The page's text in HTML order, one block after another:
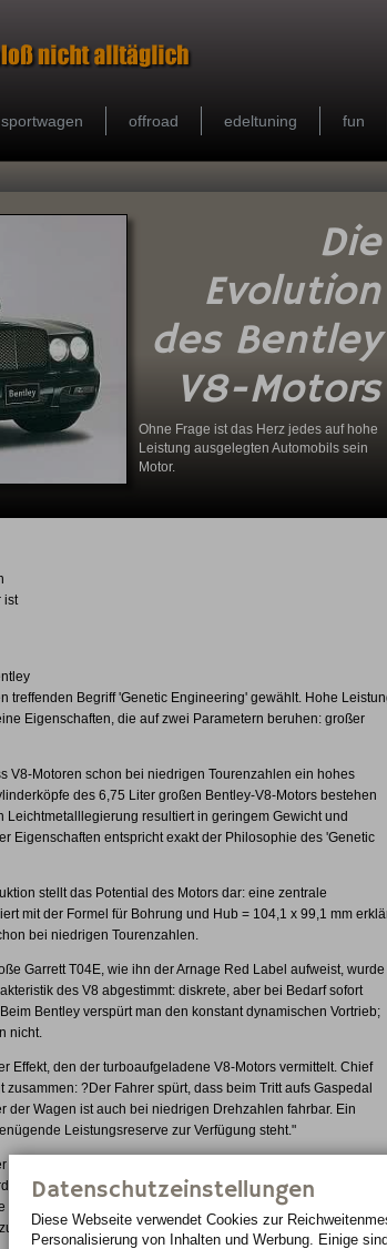
sportwagen offroad edeltuning fun
Die
Evolution
des Bentley
V8-Motors
Ohne Frage ist das Herz jedes auf hohe
Leistung ausgelegten Automobils sein
Motor.
ist
treffenden Begriff 'Genetic Engineering' gewählt. Hohe
Eigenschaften, die auf zwei Parametern beruhen: großer
V8-Motoren schon bei niedrigen Tourenzahlen ein hohes
des 6,75 Liter großen Bentley-V8-Motors bestehen
resultiert in geringem Gewicht und
Eigenschaften entspricht exakt der Philosophie des 'Genetic
stellt das Potential des Motors dar: eine zentrale
mit der Formel für Bohrung und Hub = 104,1 x 99,1 mm
bei niedrigen Tourenzahlen.
Garrett T04E, wie ihn der Arnage Red Label aufweist, wurde
des V8 abgestimmt: diskrete, aber bei Bedarf sofort
Bentley verspürt man den konstant dynamischen Vortrieb;
nicht.
Effekt, den der turboaufgeladene V8-Motors vermittelt. Chief
?Der Fahrer spürt, dass beim Tritt aufs Gaspedal
der Wagen ist auch bei niedrigen Drehzahlen fahrbar. Ein
Leistungsreserve zur Verfügung steht."
so wie er im Arnage Red Label zu finden ist, von dem neuen
speziell für Bentley entwickelt und basiert auf dem Zytek
bewährter Formel-1-Technologie mit dem
ideal bezeichnen.
Datenschutzeinstellungen
Diese Webseite verwendet Cookies zur
Personalisierung von Inhalten und Werbung. Einige